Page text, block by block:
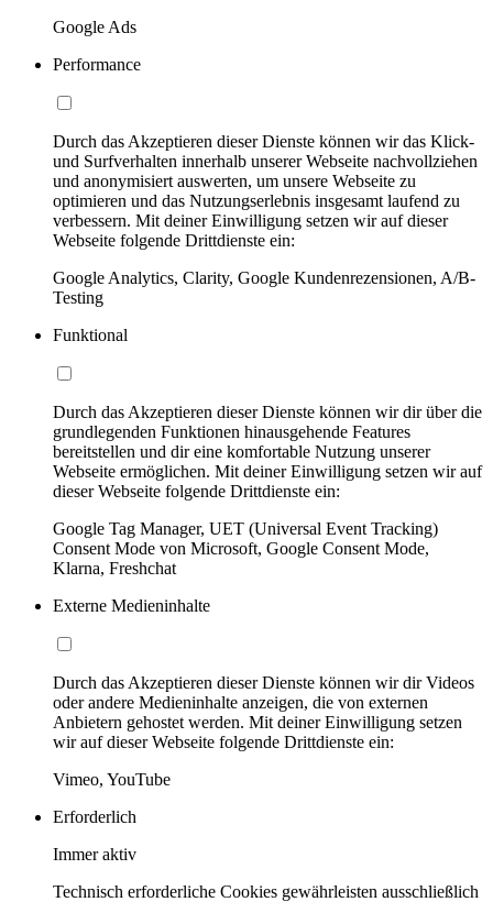
Google Ads
Performance
Durch das Akzeptieren dieser Dienste können wir das Klick-
und Surfverhalten innerhalb unserer Webseite nachvollziehen
und anonymisiert auswerten, um unsere Webseite zu
optimieren und das Nutzungserlebnis insgesamt laufend zu
verbessern. Mit deiner Einwilligung setzen wir auf dieser
Webseite folgende Drittdienste ein:
Google Analytics, Clarity, Google Kundenrezensionen, A/B-
Testing
Funktional
Durch das Akzeptieren dieser Dienste können wir dir über die
grundlegenden Funktionen hinausgehende Features
bereitstellen und dir eine komfortable Nutzung unserer
Webseite ermöglichen. Mit deiner Einwilligung setzen wir auf
dieser Webseite folgende Drittdienste ein:
Google Tag Manager, UET (Universal Event Tracking)
Consent Mode von Microsoft, Google Consent Mode,
Klarna, Freshchat
Externe Medieninhalte
Durch das Akzeptieren dieser Dienste können wir dir Videos
oder andere Medieninhalte anzeigen, die von externen
Anbietern gehostet werden. Mit deiner Einwilligung setzen
wir auf dieser Webseite folgende Drittdienste ein:
Vimeo, YouTube
Erforderlich
Immer aktiv
Technisch erforderliche Cookies gewährleisten ausschließlich